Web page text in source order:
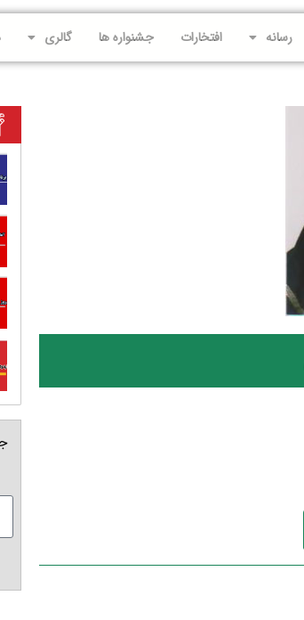
رسانه افتخارات جشنواره ها گالری